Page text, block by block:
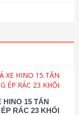
HINO 15 TẤN
RÁC 23 KHỐI